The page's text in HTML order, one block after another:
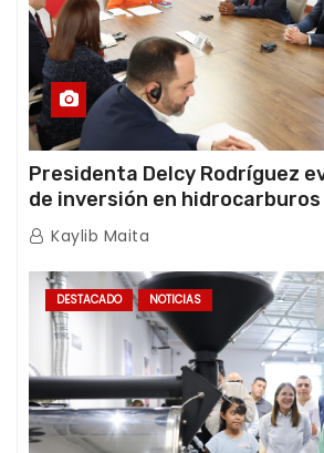
Presidenta Delcy Rodríguez
de inversión en hidrocarburos
Africana de Energía
Kaylib Maita
DESTACADO NOTICIAS